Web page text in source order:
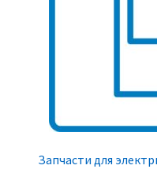
Запчасти для